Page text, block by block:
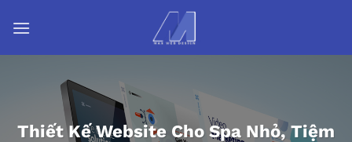
Thiết Kế Website Cho Spa Nhỏ, Tiệm